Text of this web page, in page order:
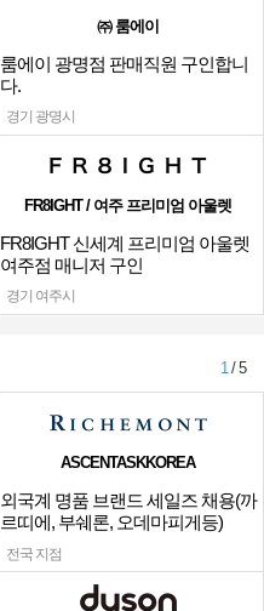
㈜ 룸에이
룸에이 광명점 판매직원 구인합니
다.
경기 광명시
FR8IGHT / 여주 프리미엄 아울렛
FR8IGHT 신세계 프리미엄 아울렛
여주점 매니저 구인
경기 여주시
1/ 5
ASCENTASKKOREA
외국계 명품 브랜드 세일즈 채용(까
르띠에, 부쉐론, 오데마피게등)
전국 지점